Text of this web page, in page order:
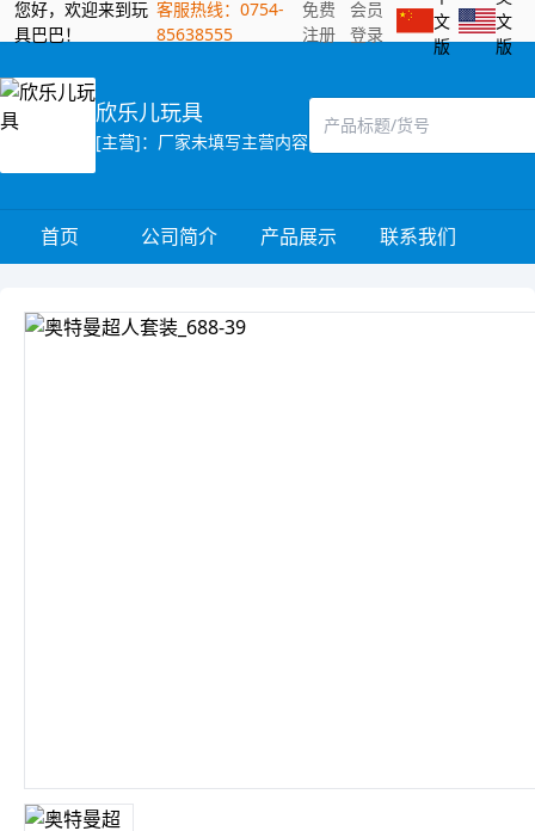
您好，欢迎来到玩
具巴巴！
客服热线：0754-
85638555
免费
注册
会员
登录
文
版
文
版
欣乐儿玩具
[主营]：厂家未填写主营内容
首页 公司简介 产品展示 联系我们